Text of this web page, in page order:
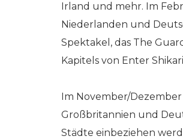
Irland und mehr. Im
Niederlanden und
Spektakel, das The
Kapitels von Enter
Im November/
Großbritannien und
Städte einbeziehen